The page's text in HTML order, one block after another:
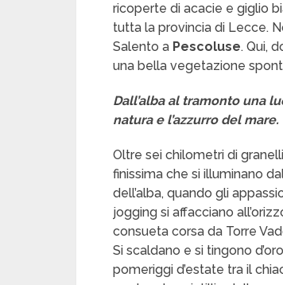
ricoperte di acacie e giglio
tutta la provincia di Lecce.
Salento a Pescoluse. Qui,
una bella vegetazione
Dall’alba al tramonto una
natura e l’azzurro del mare.
Oltre sei chilometri di
finissima che si illuminano
dell’alba, quando gli
jogging si affacciano
consueta corsa da Torre
Si scaldano e si tingono
pomeriggi d’estate tra il